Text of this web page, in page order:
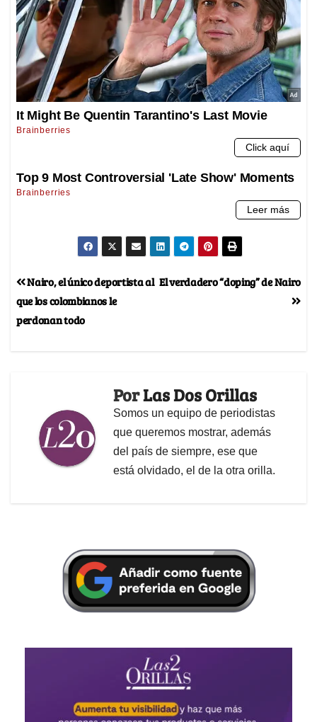
El verdadero “doping” de Nairo
Nairo, el único deportista al
que los colombianos le
perdonan todo
PorLas Dos Orillas
Somos un equipo de periodistas
que queremos mostrar, además
del país de siempre, ese que
está olvidado, el de la otra orilla.